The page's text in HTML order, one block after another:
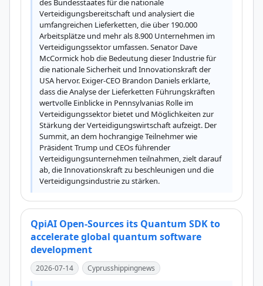
des Bundesstaates für die nationale
Verteidigungsbereitschaft und analysiert die
umfangreichen Lieferketten, die über 190.000
Arbeitsplätze und mehr als 8.900 Unternehmen im
Verteidigungssektor umfassen. Senator Dave
McCormick hob die Bedeutung dieser Industrie für
die nationale Sicherheit und Innovationskraft der
USA hervor. Exiger-CEO Brandon Daniels erklärte,
dass die Analyse der Lieferketten Führungskräften
wertvolle Einblicke in Pennsylvanias Rolle im
Verteidigungssektor bietet und Möglichkeiten zur
Stärkung der Verteidigungswirtschaft aufzeigt. Der
Summit, an dem hochrangige Teilnehmer wie
Präsident Trump und CEOs führender
Verteidigungsunternehmen teilnahmen, zielt darauf
ab, die Innovationskraft zu beschleunigen und die
Verteidigungsindustrie zu stärken.
QpiAI Open-Sources its Quantum SDK to
accelerate global quantum software
development
2026-07-14 Cyprusshippingnews